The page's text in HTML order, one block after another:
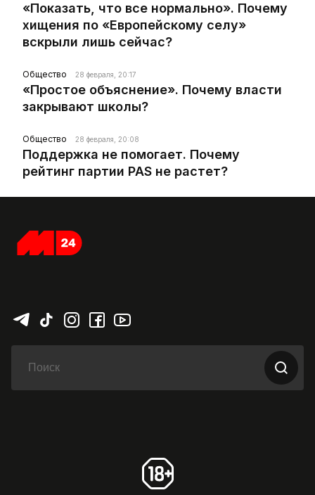
«Показать, что все нормально». Почему
хищения по «Европейскому селу»
вскрыли лишь сейчас?
Общество 28 февраля, 20:17
«Простое объяснение». Почему власти
закрывают школы?
Общество 28 февраля, 20:08
Поддержка не помогает. Почему
рейтинг партии PAS не растет?